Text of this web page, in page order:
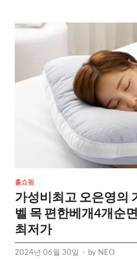
홈쇼핑
가성비최고 오은영의
벨 목 편한베개4개순
최저가
2024년 06월 30일 - by NEO